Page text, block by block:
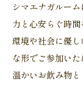
シマエナガルー
力と心安らぐ時間
環境や社会に優
な形でご参加いた
温かいお飲み物と